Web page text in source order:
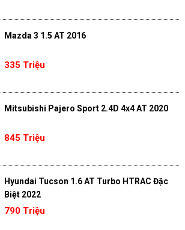
Mazda 3 1.5 AT 2016
335 Triệu
Mitsubishi Pajero Sport 2.4D 4x4 AT 2020
845 Triệu
Hyundai Tucson 1.6 AT Turbo HTRAC Đặc
Biệt 2022
790 Triệu